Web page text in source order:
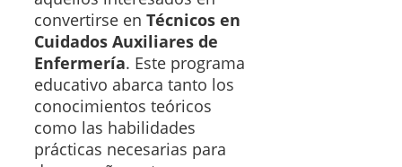
convertirse en Técnicos en
Cuidados Auxiliares de
Enfermería. Este programa
educativo abarca tanto los
conocimientos teóricos
como las habilidades
prácticas necesarias para